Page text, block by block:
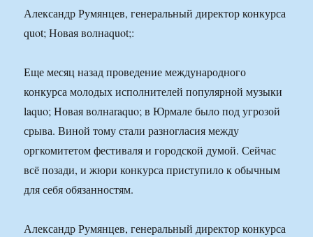
Александр Румянцев, генеральный директор конкурса
quot; Новая волнаquot;:
Еще месяц назад проведение международного
конкурса молодых исполнителей популярной музыки
laquo; Новая волнаraquo; в Юрмале было под угрозой
срыва. Виной тому стали разногласия между
оргкомитетом фестиваля и городской думой. Сейчас
всё позади, и жюри конкурса приступило к обычным
для себя обязанностям.
Александр Румянцев, генеральный директор конкурса